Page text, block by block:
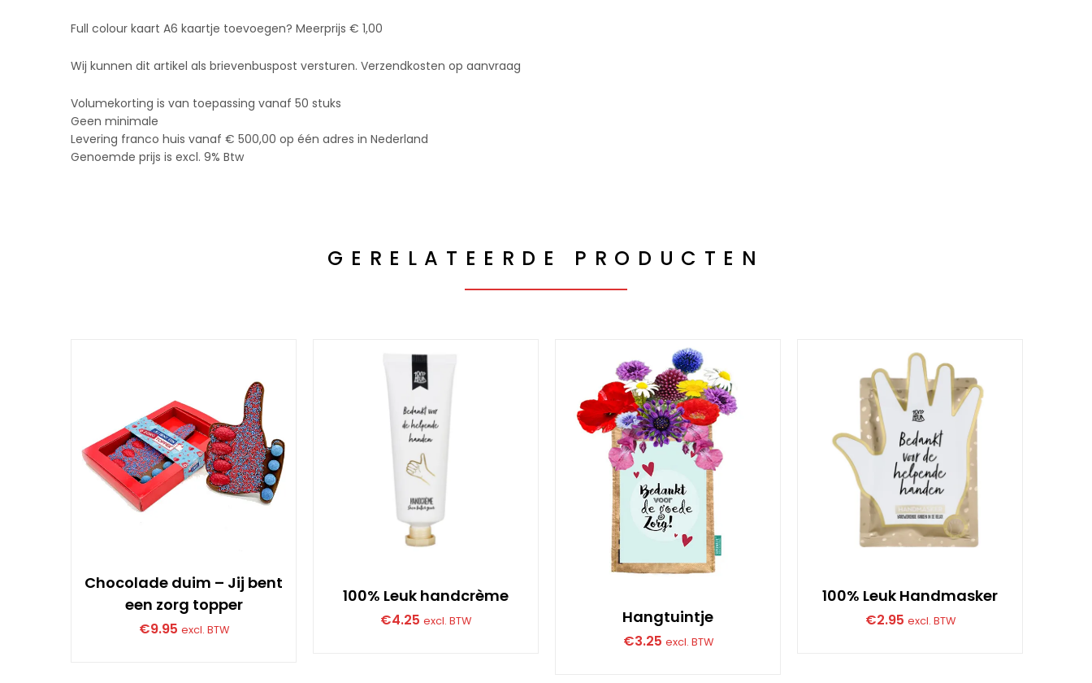
Full colour kaart A6 kaartje toevoegen? Meerprijs € 1,00
Wij kunnen dit artikel als brievenbuspost versturen. Verzendkosten op aanvraag
Volumekorting is van toepassing vanaf 50 stuks
Geen minimale
Levering franco huis vanaf € 500,00 op één adres in Nederland
Genoemde prijs is excl. 9% Btw
GERELATEERDE PRODUCTEN
Chocolade duim – Jij bent
een zorg topper
€9.95 excl. BTW
100% Leuk handcrème
€4.25 excl. BTW Hangtuintje
€3.25 excl. BTW
100% Leuk Handmasker
€2.95 excl. BTW